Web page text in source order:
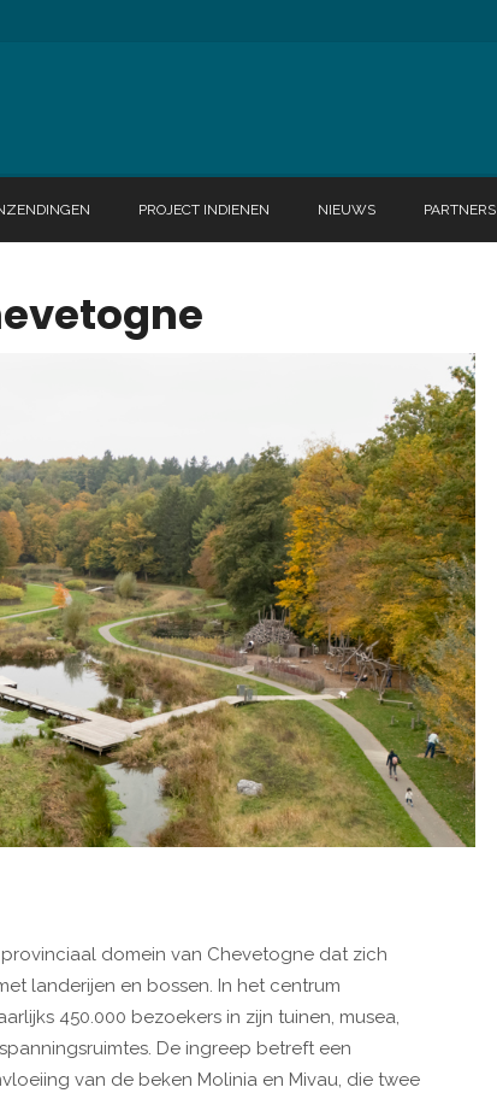
PROJECT INDIENEN NIEUWS PARTNERS
domein van Chevetogne dat zich
landerijen en bossen. In het centrum
450.000 bezoekers in zijn tuinen, musea,
De ingreep betreft een
van de beken Molinia en Mivau, die twee